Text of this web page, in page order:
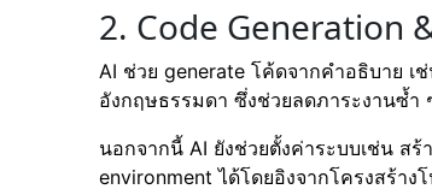
2. Code Generation
AI ช่วย generate โค้ดจากคำอธิบาย
อังกฤษธรรมดา ซึ่งช่วยลดภาระงานซ้ำ
นอกจากนี้ AI ยังช่วยตั้งค่าระบบเช่น ส
environment ได้โดยอิงจากโครงสร้างโ